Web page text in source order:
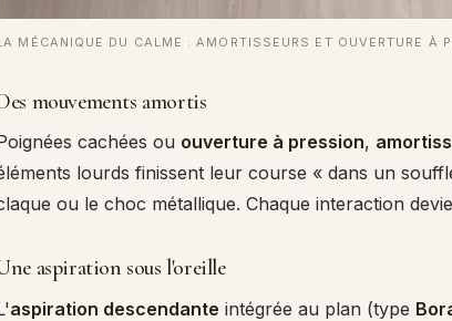
MÉCANIQUE DU CALME : AMORTISSEURS ET OUVERTURE À
mouvements amortis
cachées ou ouverture à pression,
lourds finissent leur course « dans un
ou le choc métallique. Chaque interaction
aspiration sous l'oreille
aspiration descendante intégrée au plan (type